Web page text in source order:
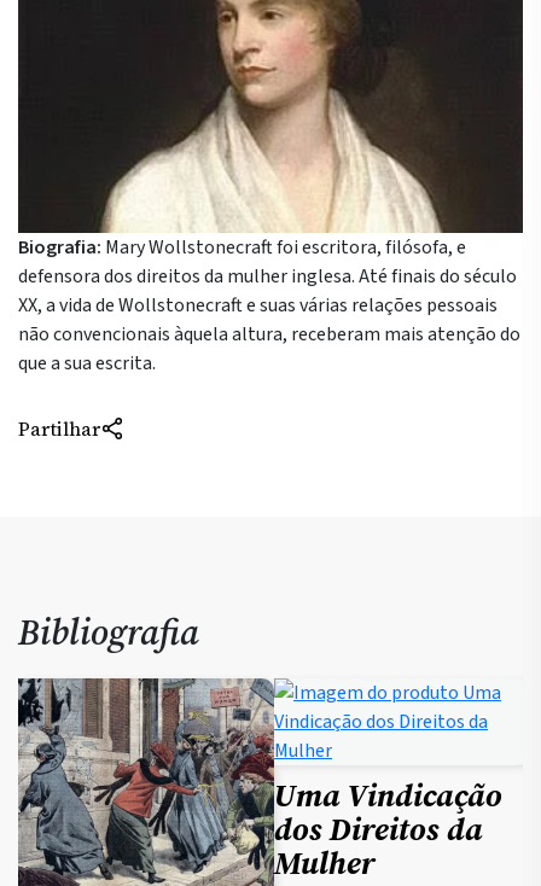
Biografia: Mary Wollstonecraft foi escritora, filósofa, e
defensora dos direitos da mulher inglesa. Até finais do século
XX, a vida de Wollstonecraft e suas várias relações pessoais
não convencionais àquela altura, receberam mais atenção do
que a sua escrita.
Partilhar
Bibliografia
Uma Vindicação
dos Direitos da
Mulher